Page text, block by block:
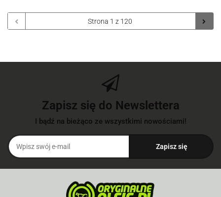
Zapisz się do Newslettera
I bądź na bieżąco ze wszystkimi nowościami!